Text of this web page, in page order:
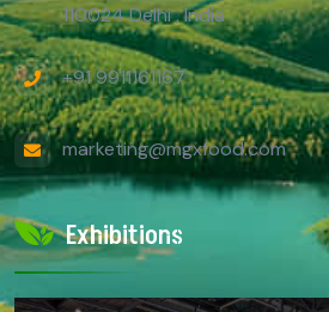
110024 Delhi , India
+91 9911161167
marketing@mgxfood.com
Exhibitions